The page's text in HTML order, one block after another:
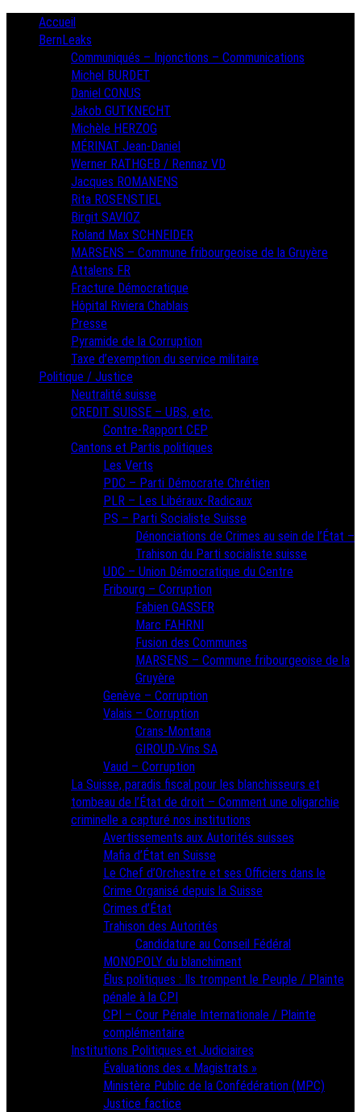
PrimaryAccueil
BernLeaks
Communiqués – Injonctions – Communications
Michel BURDET
Daniel CONUS
Jakob GUTKNECHT
Michèle HERZOG
MÉRINAT Jean-Daniel
Werner RATHGEB / Rennaz VD
Jacques ROMANENS
Rita ROSENSTIEL
Birgit SAVIOZ
Roland Max SCHNEIDER
MARSENS – Commune fribourgeoise de la Gruyère
Attalens FR
Fracture Démocratique
Hôpital Riviera Chablais
Presse
Pyramide de la Corruption
Taxe d’exemption du service militaire
Politique / Justice
Neutralité suisse
CREDIT SUISSE – UBS, etc.
Contre-Rapport CEP
Cantons et Partis politiques
Les Verts
PDC – Parti Démocrate Chrétien
PLR – Les Libéraux-Radicaux
PS – Parti Socialiste Suisse
Dénonciations de Crimes au sein de l’État –
Trahison du Parti socialiste suisse
UDC – Union Démocratique du Centre
Fribourg – Corruption
Fabien GASSER
Marc FAHRNI
Fusion des Communes
MARSENS – Commune fribourgeoise de la
Gruyère
Genève – Corruption
Valais – Corruption
Crans-Montana
GIROUD-Vins SA
Vaud – Corruption
La Suisse, paradis fiscal pour les blanchisseurs et
tombeau de l’État de droit – Comment une oligarchie
criminelle a capturé nos institutions
Avertissements aux Autorités suisses
Mafia d’État en Suisse
Le Chef d’Orchestre et ses Officiers dans le
Crime Organisé depuis la Suisse
Crimes d’État
Trahison des Autorités
Candidature au Conseil Fédéral
MONOPOLY du blanchiment
Élus politiques : Ils trompent le Peuple / Plainte
pénale à la CPI
CPI – Cour Pénale Internationale / Plainte
complémentaire
Institutions Politiques et Judiciaires
Évaluations des « Magistrats »
Ministère Public de la Confédération (MPC)
Justice factice